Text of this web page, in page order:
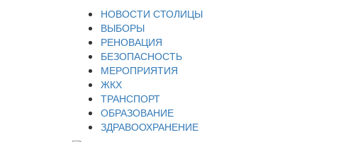
НОВОСТИ СТОЛИЦЫ
ВЫБОРЫ
РЕНОВАЦИЯ
БЕЗОПАСНОСТЬ
МЕРОПРИЯТИЯ
ЖКХ
ТРАНСПОРТ
ОБРАЗОВАНИЕ
ЗДРАВООХРАНЕНИЕ